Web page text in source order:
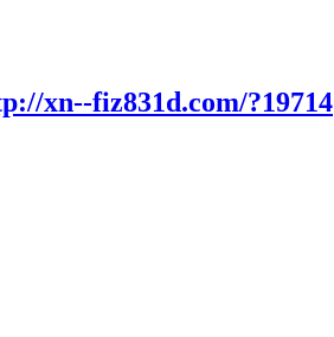
xn--fiz831d.com/?19714